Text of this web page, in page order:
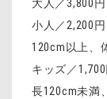
大人／3,800
小人／2,200
120cm以上、
キッズ／
長120cm未満